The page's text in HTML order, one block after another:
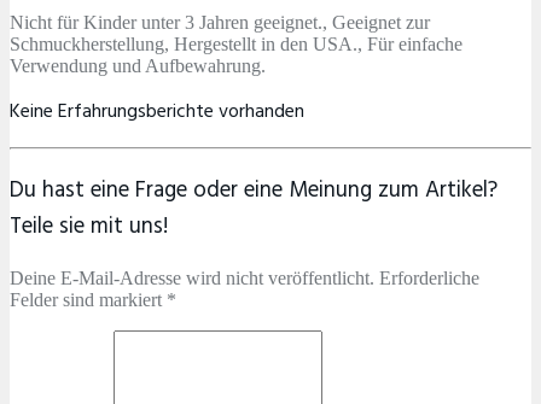
Nicht für Kinder unter 3 Jahren geeignet., Geeignet zur
Schmuckherstellung, Hergestellt in den USA., Für einfache
Verwendung und Aufbewahrung.
Keine Erfahrungsberichte vorhanden
Du hast eine Frage oder eine Meinung zum Artikel?
Teile sie mit uns!
Deine E-Mail-Adresse wird nicht veröffentlicht. Erforderliche
Felder sind markiert *